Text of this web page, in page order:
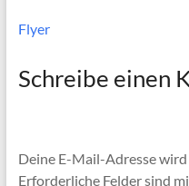
Flyer
Schreibe einen
Deine E-Mail-Adresse
Erforderliche Felder sind